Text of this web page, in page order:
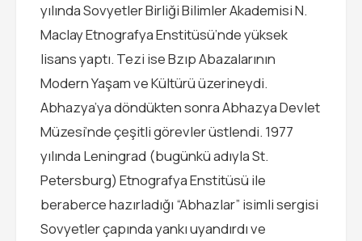
yılında Sovyetler Birliği Bilimler Akademisi N.
Maclay Etnografya Enstitüsü’nde yüksek
lisans yaptı. Tezi ise Bzıp Abazalarının
Modern Yaşam ve Kültürü üzerineydi.
Abhazya’ya döndükten sonra Abhazya Devlet
Müzesi’nde çeşitli görevler üstlendi. 1977
yılında Leningrad (bugünkü adıyla St.
Petersburg) Etnografya Enstitüsü ile
beraberce hazırladığı “Abhazlar” isimli sergisi
Sovyetler çapında yankı uyandırdı ve